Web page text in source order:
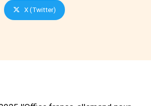
X (Twitter)